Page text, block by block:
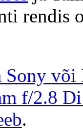
rendis
Sony
f/2.8
.